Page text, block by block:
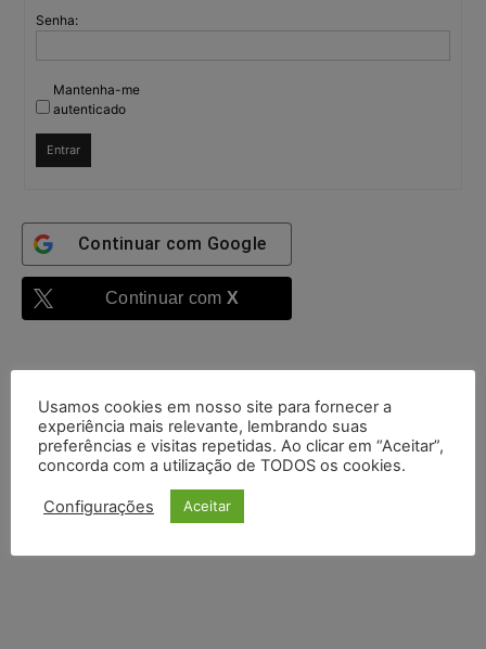
Senha:
Mantenha-me
autenticado
Entrar
Continuar com Google
Continuar com X
Usamos cookies em nosso site para fornecer a
experiência mais relevante, lembrando suas
preferências e visitas repetidas. Ao clicar em “Aceitar”,
concorda com a utilização de TODOS os cookies.
Configurações Aceitar